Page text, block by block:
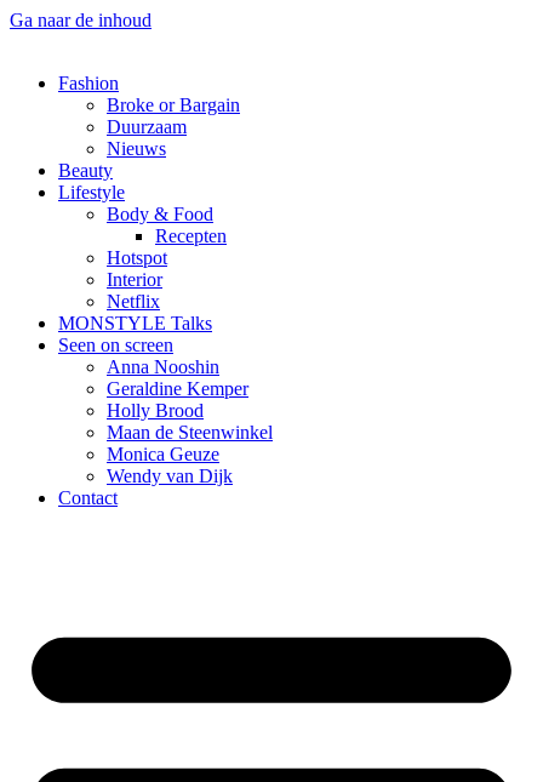
Ga naar de inhoud
Fashion
Broke or Bargain
Duurzaam
Nieuws
Beauty
Lifestyle
Body & Food
Recepten
Hotspot
Interior
Netflix
MONSTYLE Talks
Seen on screen
Anna Nooshin
Geraldine Kemper
Holly Brood
Maan de Steenwinkel
Monica Geuze
Wendy van Dijk
Contact